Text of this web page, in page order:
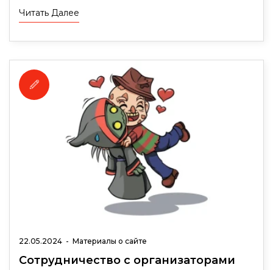
Читать Далее
22.05.2024 - Материалы о сайте
Сотрудничество с организаторами